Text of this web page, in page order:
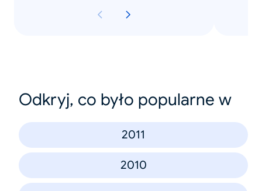
Odkryj, co było popularne w
2011
2010